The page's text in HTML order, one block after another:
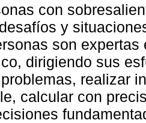
con
y
son
dirigiendo sus
realizar
calcular con